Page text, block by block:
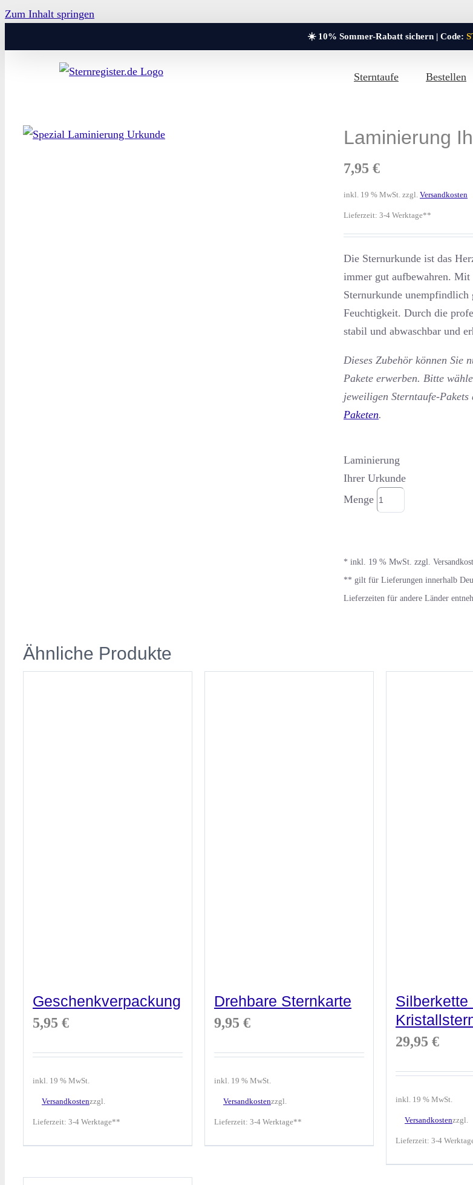
Zum Inhalt springen
☀️ 10% Sommer-Rabatt sichern | Code:
Sterntaufe Bestellen
Laminierung
7,95 €
inkl. 19 % MwSt. zzgl. Versandkosten
Lieferzeit: 3-4 Werktage**
Die Sternurkunde ist das
immer gut aufbewahren.
Sternurkunde unempfindlich
Feuchtigkeit. Durch die
stabil und abwaschbar und
Dieses Zubehör können Sie
Pakete erwerben. Bitte
jeweiligen Sterntaufe-
Paketen.
Laminierung
Ihrer Urkunde
Menge
Ähnliche Produkte
Geschenkverpackung
5,95 €
inkl. 19 % MwSt.
zzgl.
Versandkosten
Lieferzeit: 3-4 Werktage**
Drehbare Sternkarte
9,95 €
inkl. 19 % MwSt.
zzgl.
Versandkosten
Lieferzeit: 3-4 Werktage**
Silberkette
29,95 €
inkl. 19 % MwSt.
zzgl.
Versandkosten
Lieferzeit: 3-4